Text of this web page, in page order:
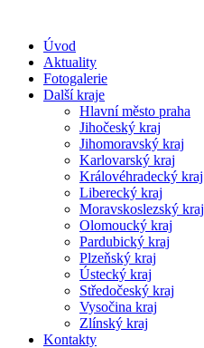
Úvod
Aktuality
Fotogalerie
Další kraje
Hlavní město praha
Jihočeský kraj
Jihomoravský kraj
Karlovarský kraj
Královéhradecký kraj
Liberecký kraj
Moravskoslezský kraj
Olomoucký kraj
Pardubický kraj
Plzeňský kraj
Ústecký kraj
Středočeský kraj
Vysočina kraj
Zlínský kraj
Kontakty